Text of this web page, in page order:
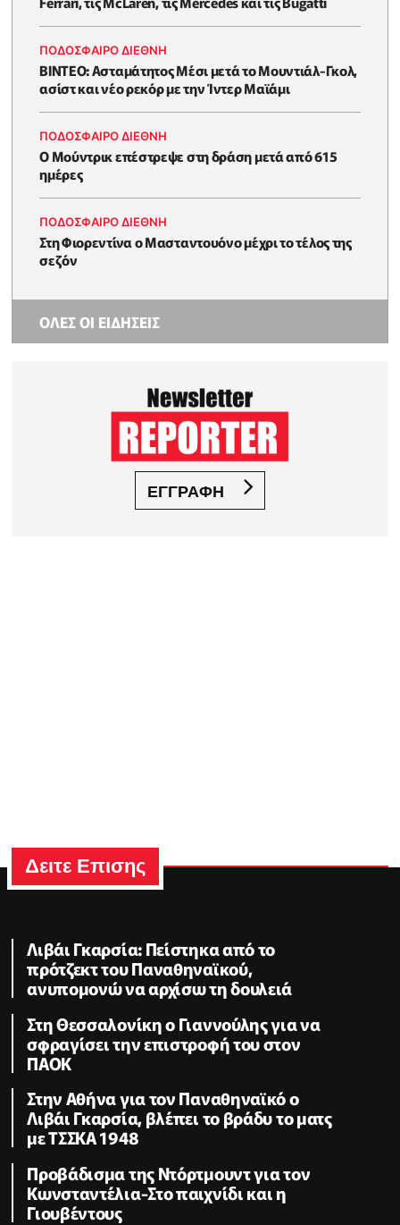
ΠΟΔΟΣΦΑΙΡΟ ΔΙΕΘΝΗ
BINTEO: Ασταμάτητος Μέσι μετά το Μουντιάλ-Γκολ,
ασίστ και νέο ρεκόρ με την Ίντερ Μαϊάμι
ΠΟΔΟΣΦΑΙΡΟ ΔΙΕΘΝΗ
Ο Μούντρικ επέστρεψε στη δράση μετά από 615
ημέρες
ΠΟΔΟΣΦΑΙΡΟ ΔΙΕΘΝΗ
Στη Φιορεντίνα ο Μασταντουόνο μέχρι το τέλος της
σεζόν
ΟΛΕΣ ΟΙ ΕΙΔΗΣΕΙΣ
ΕΓΓΡΑΦΗ
Δειτε Επισης
Λιβάι Γκαρσία: Πείστηκα από το
πρότζεκτ του Παναθηναϊκού,
ανυπομονώ να αρχίσω τη δουλειά
Στη Θεσσαλονίκη ο Γιαννούλης για να
σφραγίσει την επιστροφή του στον
ΠΑΟΚ
Στην Αθήνα για τον Παναθηναϊκό ο
Λιβάι Γκαρσία, βλέπει το βράδυ το ματς
με ΤΣΣΚΑ 1948
Προβάδισμα της Ντόρτμουντ για τον
Κωνσταντέλια-Στο παιχνίδι και η
Γιουβέντους